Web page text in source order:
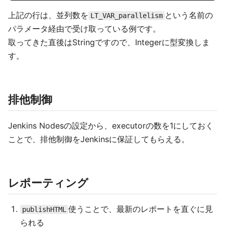
上記の行は、並列数を LT_VAR_parallelism という名前の
パラメータ経由で受け取っている例です。
取ってきた直後はStringですので、Integerに型変換しま
す。
排他制御
Jenkins Nodesの設定から、executorの数を1にしておく
ことで、排他制御をJenkinsに保証してもらえる。
レポーティング
publishHTML 使うことで、最新のレポートを直ぐに見
られる